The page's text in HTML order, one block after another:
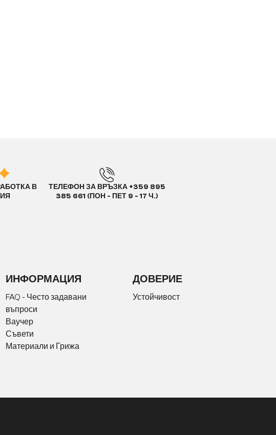
В
ТЕЛЕФОН ЗА ВРЪЗКА +359 895
385 661 (ПОН - ПЕТ 9 - 17 Ч.)
ИНФОРМАЦИЯ
FAQ - Често задавани
въпроси
Ваучер
Съвети
Материали и Грижа
ДОВЕРИЕ
Устойчивост